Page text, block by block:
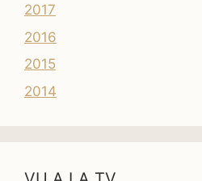
2017
2016
2015
2014